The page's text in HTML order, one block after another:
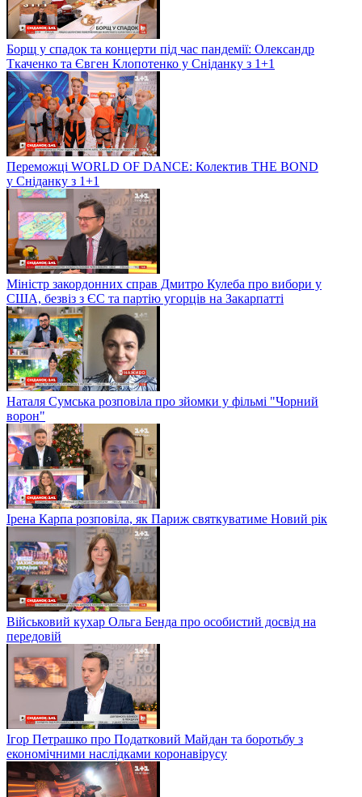
Борщ у спадок та концерти під час пандемії: Олександр
Ткаченко та Євген Клопотенко у Сніданку з 1+1
Переможці WORLD OF DANCE: Колектив THE BOND
у Сніданку з 1+1
Міністр закордонних справ Дмитро Кулеба про вибори у
США, безвіз з ЄС та партію угорців на Закарпатті
Наталя Сумська розповіла про зйомки у фільмі "Чорний
ворон"
Ірена Карпа розповіла, як Париж святкуватиме Новий рік
Військовий кухар Ольга Бенда про особистий досвід на
передовій
Ігор Петрашко про Податковий Майдан та боротьбу з
економічними наслідками коронавірусу